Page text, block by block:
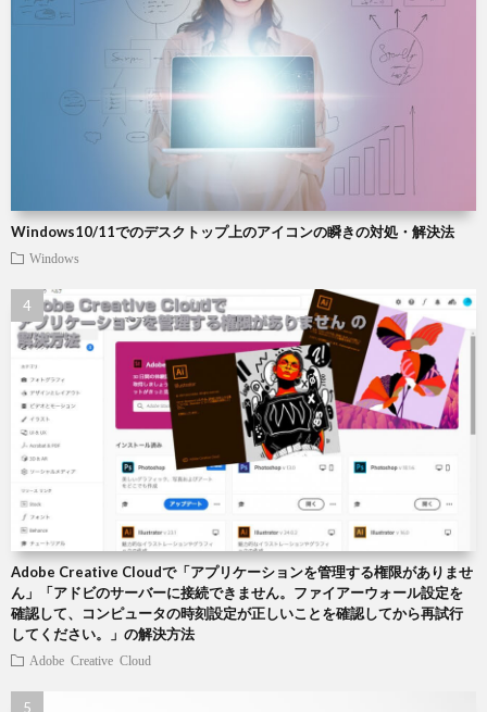
Windows10/11でのデスクトップ上のアイコンの瞬きの対処・解決法
Windows
Adobe Creative Cloudで「アプリケーションを管理する権限がありませ
ん」「アドビのサーバーに接続できません。ファイアーウォール設定を
確認して、コンピュータの時刻設定が正しいことを確認してから再試行
してください。」の解決方法
Adobe Creative Cloud